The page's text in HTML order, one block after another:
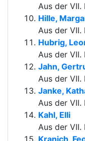
Aus der
Hille,
Aus der VII.
Hubrig,
Aus der
Jahn,
Aus der VII.
Janke,
Aus der
Kahl, Elli
Aus der